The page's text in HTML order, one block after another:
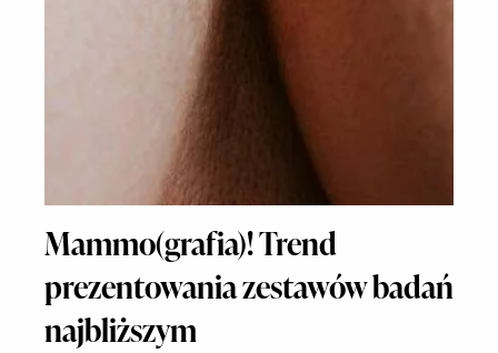
Mammo(grafia)! Trend
prezentowania zestawów badań
najbliższym